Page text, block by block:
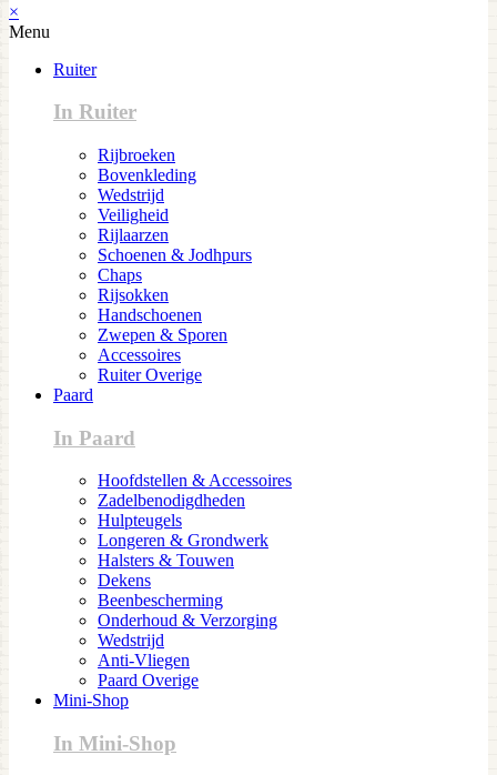
×
Menu
Ruiter
In Ruiter
Rijbroeken
Bovenkleding
Wedstrijd
Veiligheid
Rijlaarzen
Schoenen & Jodhpurs
Chaps
Rijsokken
Handschoenen
Zwepen & Sporen
Accessoires
Ruiter Overige
Paard
In Paard
Hoofdstellen & Accessoires
Zadelbenodigdheden
Hulpteugels
Longeren & Grondwerk
Halsters & Touwen
Dekens
Beenbescherming
Onderhoud & Verzorging
Wedstrijd
Anti-Vliegen
Paard Overige
Mini-Shop
In Mini-Shop